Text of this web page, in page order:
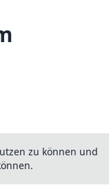
zu können und